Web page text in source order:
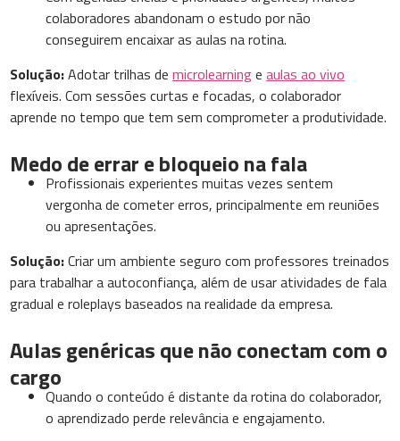
colaboradores abandonam o estudo por não
conseguirem encaixar as aulas na rotina.
Solução:Adotar trilhas demicrolearningeaulas ao vivo
flexíveis. Com sessões curtas e focadas, o colaborador
aprende no tempo que tem sem comprometer a produtividade.
Medo de errar e bloqueio na fala
Profissionais experientes muitas vezes sentem
vergonha de cometer erros, principalmente em reuniões
ou apresentações.
Solução:Criar um ambiente seguro com professores treinados
para trabalhar a autoconfiança, além de usar atividades de fala
gradual e roleplays baseados na realidade da empresa.
Aulas genéricas que não conectam com o
cargo
Quando o conteúdo é distante da rotina do colaborador,
o aprendizado perde relevância e engajamento.